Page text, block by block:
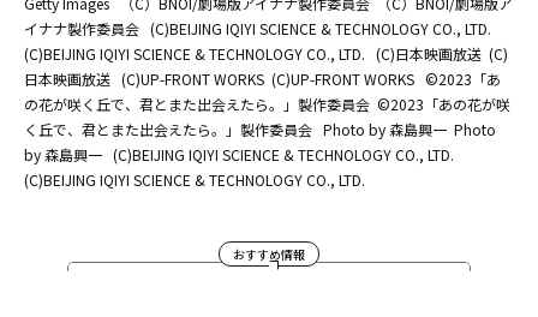
イナナ製作委員会 (C)BEIJING IQIYI SCIENCE & TECHNOLOGY CO., LTD.
(C)BEIJING IQIYI SCIENCE & TECHNOLOGY CO., LTD. (C)日本映画放送 (C)
日本映画放送 (C)UP-FRONT WORKS (C)UP-FRONT WORKS ©2023「あ
の花が咲く丘で、君とまた出会えたら。」製作委員会 ©2023「あの花が咲
く丘で、君とまた出会えたら。」製作委員会 Photo by 森島興一 Photo
by 森島興一 (C)BEIJING IQIYI SCIENCE & TECHNOLOGY CO., LTD.
(C)BEIJING IQIYI SCIENCE & TECHNOLOGY CO., LTD.
おすすめ情報